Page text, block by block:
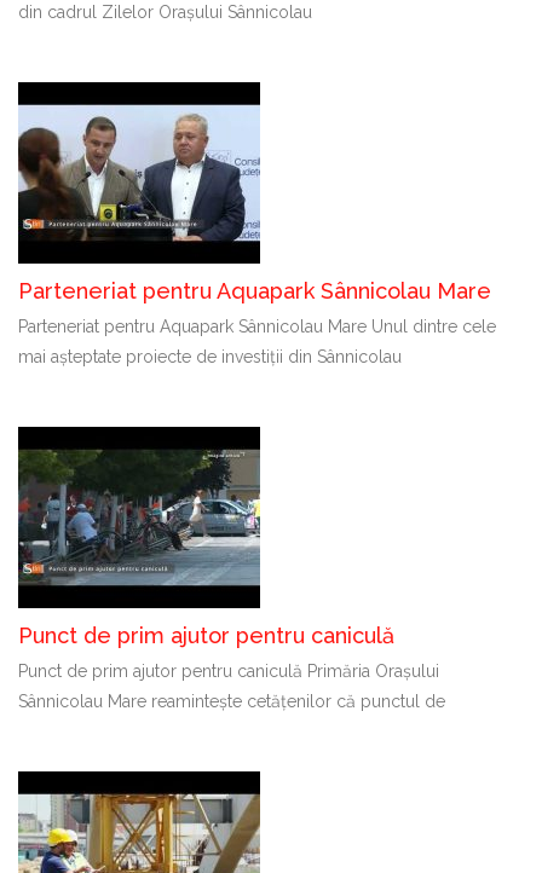
din cadrul Zilelor Orașului Sânnicolau
Parteneriat pentru Aquapark Sânnicolau Mare
Parteneriat pentru Aquapark Sânnicolau Mare Unul dintre cele
mai așteptate proiecte de investiții din Sânnicolau
Punct de prim ajutor pentru caniculă
Punct de prim ajutor pentru caniculă Primăria Orașului
Sânnicolau Mare reamintește cetățenilor că punctul de